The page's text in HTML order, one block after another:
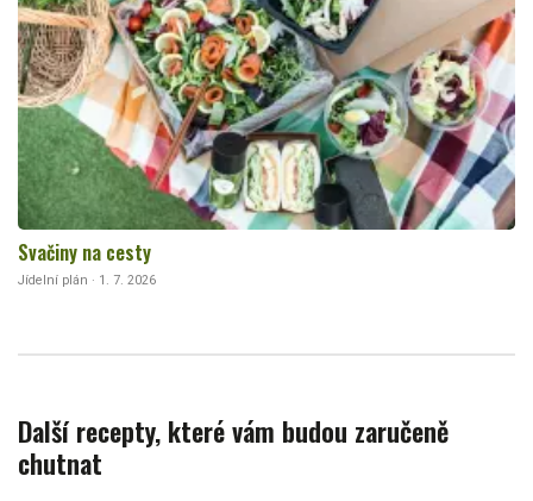
Svačiny na cesty
Jídelní plán · 1. 7. 2026
Další recepty, které vám budou zaručeně
chutnat